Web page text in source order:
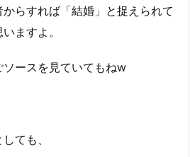
らすれば「結婚」と捉えられて
ますよ。
ースを見ていてもねw
ても、